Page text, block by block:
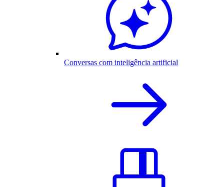
Conversas com inteligência artificial